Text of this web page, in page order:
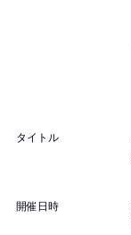
タイトル
開催日時